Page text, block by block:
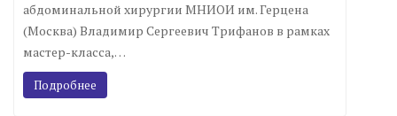
абдоминальной хирургии МНИОИ им. Герцена
(Москва) Владимир Сергеевич Трифанов в рамках
мастер-класса,…
Подробнее